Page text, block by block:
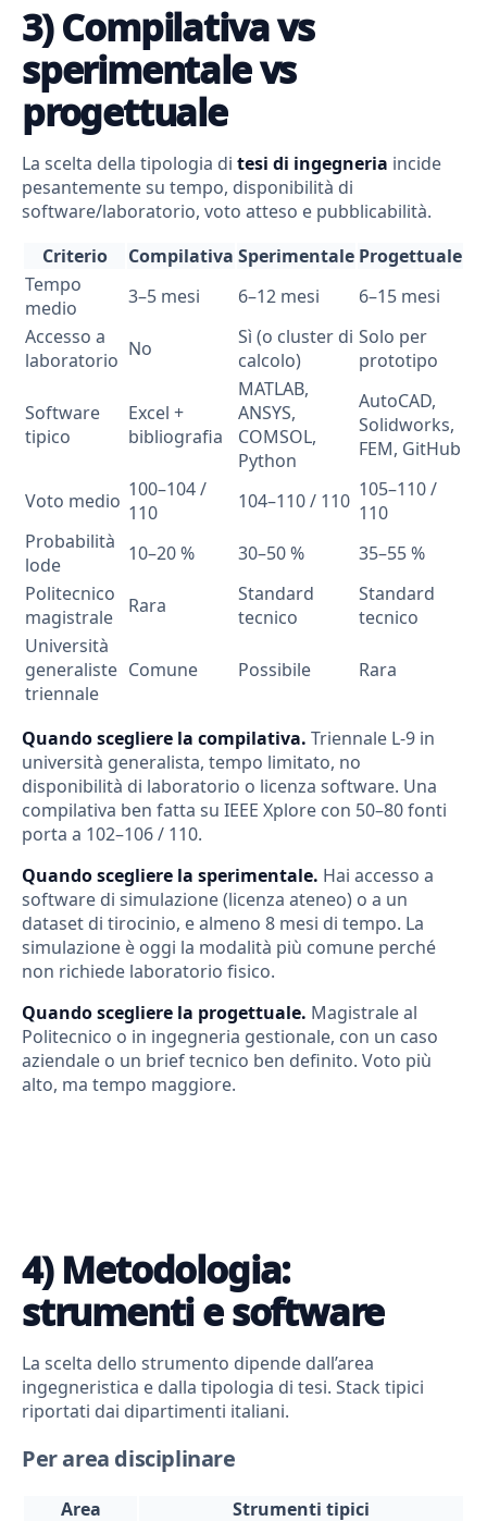
3) Compilativa vs
sperimentale vs
progettuale
La scelta della tipologia di tesi di ingegneria incide
pesantemente su tempo, disponibilità di
software/laboratorio, voto atteso e pubblicabilità.
Criterio
Compilativa Sperimentale Progettuale
Tempo
medio
3–5 mesi 6–12 mesi
6–15 mesi
Accesso a
laboratorio No
Sì (o cluster di
calcolo)
Solo per
prototipo
Software
tipico
Excel +
bibliografia
MATLAB,
ANSYS,
COMSOL,
Python
AutoCAD,
Solidworks,
FEM, GitHub
Voto medio 100–104 /
110
104–110 / 110 105–110 /
110
Probabilità
lode
10–20 % 30–50 %
35–55 %
Politecnico
magistrale
Rara
Standard
tecnico
Standard
tecnico
Università
generaliste
triennale
Comune Possibile Rara
Quando scegliere la compilativa. Triennale L-9 in
università generalista, tempo limitato, no
disponibilità di laboratorio o licenza software. Una
compilativa ben fatta su IEEE Xplore con 50–80 fonti
porta a 102–106 / 110.
Quando scegliere la sperimentale. Hai accesso a
software di simulazione (licenza ateneo) o a un
dataset di tirocinio, e almeno 8 mesi di tempo. La
simulazione è oggi la modalità più comune perché
non richiede laboratorio fisico.
Quando scegliere la progettuale. Magistrale al
Politecnico o in ingegneria gestionale, con un caso
aziendale o un brief tecnico ben definito. Voto più
alto, ma tempo maggiore.
4) Metodologia:
strumenti e software
La scelta dello strumento dipende dall’area
ingegneristica e dalla tipologia di tesi. Stack tipici
riportati dai dipartimenti italiani.
Per area disciplinare
Area Strumenti tipici